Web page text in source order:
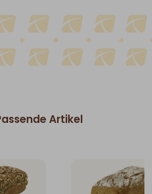
Artikel